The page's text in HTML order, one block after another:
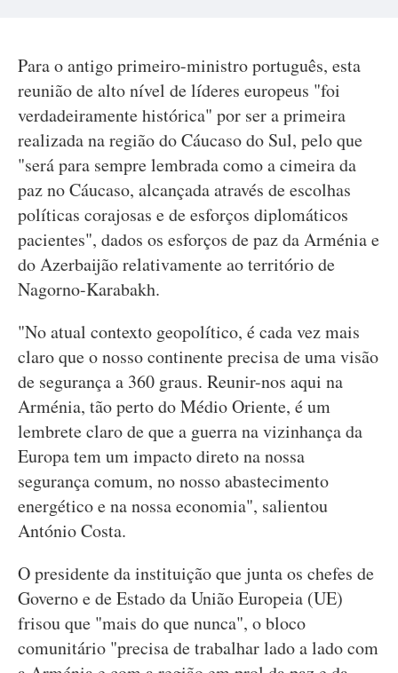
Para o antigo primeiro-ministro português, esta
reunião de alto nível de líderes europeus "foi
verdadeiramente histórica" por ser a primeira
realizada na região do Cáucaso do Sul, pelo que
"será para sempre lembrada como a cimeira da
paz no Cáucaso, alcançada através de escolhas
políticas corajosas e de esforços diplomáticos
pacientes", dados os esforços de paz da Arménia e
do Azerbaijão relativamente ao território de
Nagorno-Karabakh.
"No atual contexto geopolítico, é cada vez mais
claro que o nosso continente precisa de uma visão
de segurança a 360 graus. Reunir-nos aqui na
Arménia, tão perto do Médio Oriente, é um
lembrete claro de que a guerra na vizinhança da
Europa tem um impacto direto na nossa
segurança comum, no nosso abastecimento
energético e na nossa economia", salientou
António Costa.
O presidente da instituição que junta os chefes de
Governo e de Estado da União Europeia (UE)
frisou que "mais do que nunca", o bloco
comunitário "precisa de trabalhar lado a lado com